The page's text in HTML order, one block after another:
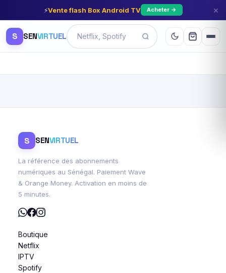
⚡Vente flash Box Android TV Acheter → ×
S SENVIRTUEL
S SENVIRTUEL
La référence des abonnements
numériques au Sénégal. Paiement Wave
& Orange Money. Activation en moins de
5 minutes.
Boutique
Netflix
IPTV
Spotify